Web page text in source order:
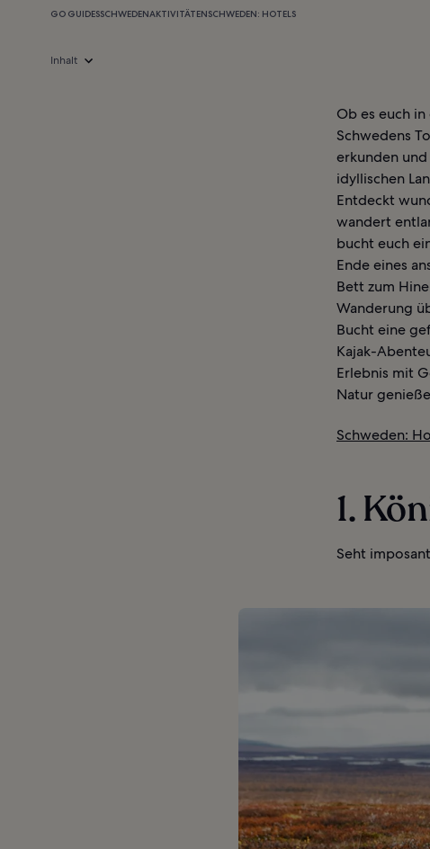
GO GUIDESSCHWEDENAKTIVITÄTENSCHWEDEN: HOTELS
Inhalt
Ob es euch
Schwedens
erkunden
idyllischen
Entdeckt
wandert
bucht euch
Ende eines
Bett zum
Wanderung
Bucht eine
Kajak-
Erlebnis mit
Natur
Schweden:
1.
Seht